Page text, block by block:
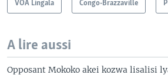
VOA Lingala Congo-Brazzaville
A lire aussi
Opposant Mokoko akei kozwa lisalisi